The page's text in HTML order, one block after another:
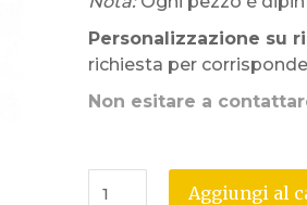
Personalizzazione su
richiesta per
Non esitare a
Aggiungi al